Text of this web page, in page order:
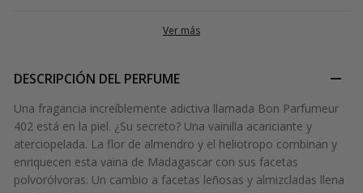
Ver más
DESCRIPCIÓN DEL PERFUME
Una fragancia increíblemente adictiva llamada Bon Parfumeur
402 está en la piel. ¿Su secreto? Una vainilla acariciante y
aterciopelada. La flor de almendro y el heliotropo combinan y
enriquecen esta vaina de Madagascar con sus facetas
polvorólvoras. Un cambio a facetas leñosas y almizcladas llena